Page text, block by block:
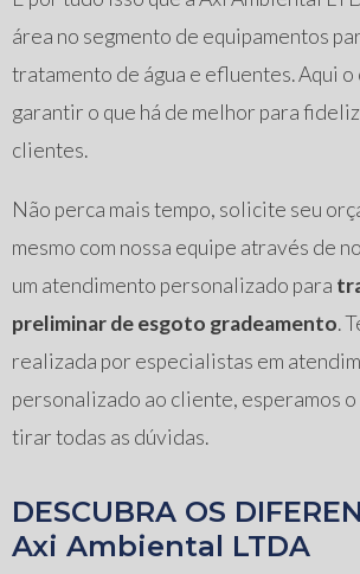
área no segmento de equipamentos
tratamento de água e efluentes. Aqui
garantir o que há de melhor para
clientes.
Não perca mais tempo, solicite seu
mesmo com nossa equipe através de
um atendimento personalizado para
preliminar de esgoto gradeamento.
realizada por especialistas em
personalizado ao cliente, esperamos
tirar todas as dúvidas.
DESCUBRA OS
Axi Ambiental LTDA